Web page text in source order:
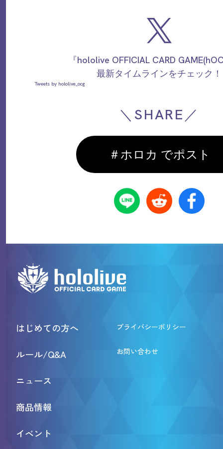
『hololive OFFICIAL CARD
最新タイムラインをチェック！
Tweets by hololive_ocg
＼SHARE／
＃ホロカ でポスト
はじめての方へ
ルール/Q&A
ニュース
商品情報
イベント
プライバシーポリシー
お問い合わせ